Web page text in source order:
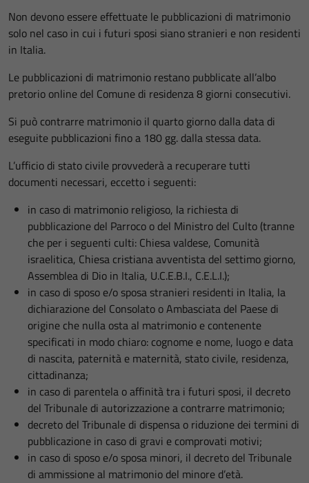
Non devono essere effettuate le pubblicazioni di matrimonio
solo nel caso in cui i futuri sposi siano stranieri e non residenti
in Italia.
Le pubblicazioni di matrimonio restano pubblicate all’albo
pretorio online del Comune di residenza 8 giorni consecutivi.
Si può contrarre matrimonio il quarto giorno dalla data di
eseguite pubblicazioni fino a 180 gg. dalla stessa data.
L’ufficio di stato civile provvederà a recuperare tutti
documenti necessari, eccetto i seguenti:
in caso di matrimonio religioso, la richiesta di
pubblicazione del Parroco o del Ministro del Culto (tranne
che per i seguenti culti: Chiesa valdese, Comunità
israelitica, Chiesa cristiana avventista del settimo giorno,
Assemblea di Dio in Italia, U.C.E.B.I., C.E.L.I.);
in caso di sposo e/o sposa stranieri residenti in Italia, la
dichiarazione del Consolato o Ambasciata del Paese di
origine che nulla osta al matrimonio e contenente
specificati in modo chiaro: cognome e nome, luogo e data
di nascita, paternità e maternità, stato civile, residenza,
cittadinanza;
in caso di parentela o affinità tra i futuri sposi, il decreto
del Tribunale di autorizzazione a contrarre matrimonio;
decreto del Tribunale di dispensa o riduzione dei termini di
pubblicazione in caso di gravi e comprovati motivi;
in caso di sposo e/o sposa minori, il decreto del Tribunale
di ammissione al matrimonio del minore d’età.